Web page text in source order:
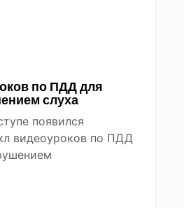
по ПДД для
слуха
появился
видеоуроков по ПДД